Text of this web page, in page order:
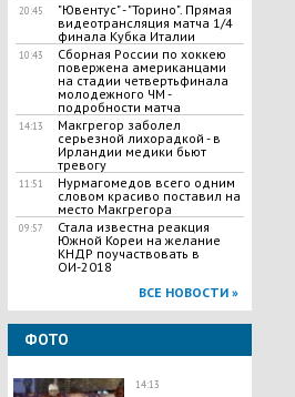
20:45
"Ювентус" - "Торино". Прямая
видеотрансляция матча 1/4
финала Кубка Италии
10:43
Сборная России по хоккею
повержена американцами
на стадии четвертьфинала
молодежного ЧМ -
подробности матча
14:13
Макгрегор заболел
серьезной лихорадкой - в
Ирландии медики бьют
тревогу
11:51
Нурмагомедов всего одним
словом красиво поставил на
место Макгрегора
09:57
Стала известна реакция
Южной Кореи на желание
КНДР поучаствовать в
ОИ-2018
ВСЕ НОВОСТИ »
ФОТО
14:13